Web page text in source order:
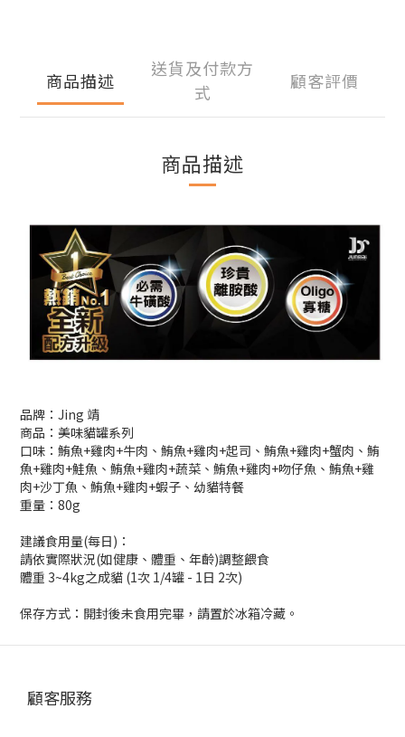
商品描述
送貨及付款方
式
顧客評價
商品描述
品牌：Jing 靖
商品：美味貓罐系列
口味：鮪魚+雞肉+牛肉、鮪魚+雞肉+起司、鮪魚+雞肉+蟹肉、鮪
魚+雞肉+鮭魚、鮪魚+雞肉+蔬菜、鮪魚+雞肉+吻仔魚、鮪魚+雞
肉+沙丁魚、鮪魚+雞肉+蝦子、幼貓特餐
重量：80g
建議食用量(每日)：
請依實際狀況(如健康、體重、年齡)調整餵食
體重 3~4kg之成貓 (1次 1/4罐 - 1日 2次)
保存方式：開封後未食用完畢，請置於冰箱冷藏。
顧客服務